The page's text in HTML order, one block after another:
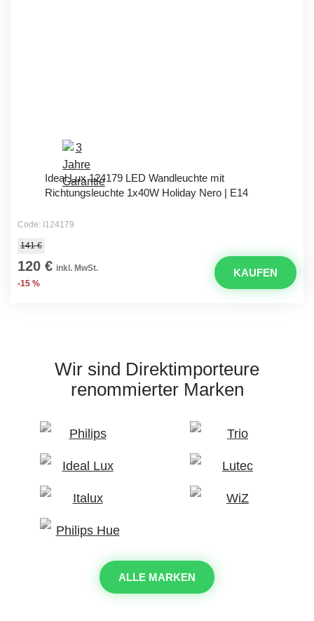
Ideal Lux 124179 LED Wandleuchte mit
Richtungsleuchte 1x40W Holiday Nero | E14
Code: I124179
141 €
120 € inkl. MwSt.
-15 %
KAUFEN
Wir sind Direktimporteure
renommierter Marken
ALLE MARKEN